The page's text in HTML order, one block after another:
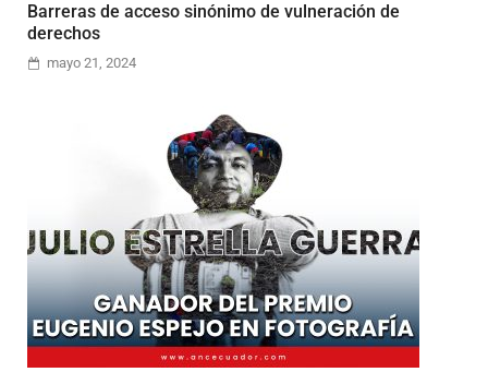
Barreras de acceso sinónimo de vulneración de
derechos
mayo 21, 2024